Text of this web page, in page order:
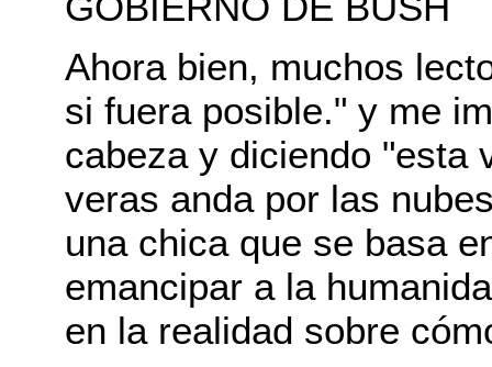
Ahora bien, muchos
si fuera posible." y me
cabeza y diciendo "esta
veras anda por las
una chica que se basa
emancipar a la
en la realidad sobre